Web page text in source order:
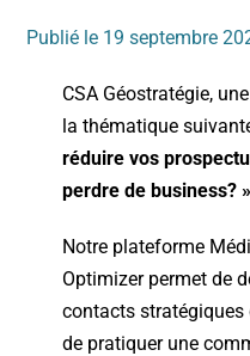
Publié le 19 septembre
CSA Géostratégie,
la thématique
réduire vos
perdre de business? »
Notre plateforme
Optimizer permet de
contacts
de pratiquer une